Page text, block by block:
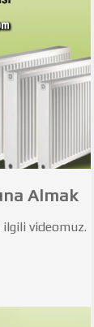
Almak
ilgili videomuz.